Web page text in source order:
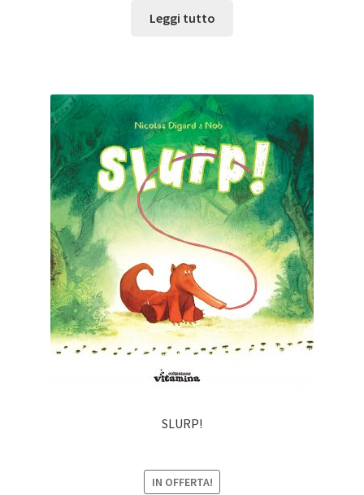
Leggi tutto
SLURP!
IN OFFERTA!